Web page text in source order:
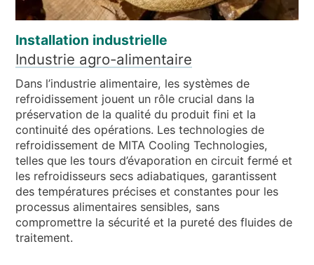
Installation industrielle
Industrie agro-alimentaire
Dans l’industrie alimentaire, les systèmes de
refroidissement jouent un rôle crucial dans la
préservation de la qualité du produit fini et la
continuité des opérations. Les technologies de
refroidissement de MITA Cooling Technologies,
telles que les tours d’évaporation en circuit fermé et
les refroidisseurs secs adiabatiques, garantissent
des températures précises et constantes pour les
processus alimentaires sensibles, sans
compromettre la sécurité et la pureté des fluides de
traitement.